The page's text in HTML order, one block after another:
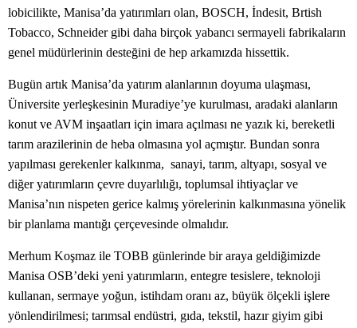
lobicilikte, Manisa’da yatırımları olan, BOSCH, İndesit, Brtish
Tobacco, Schneider gibi daha birçok yabancı sermayeli fabrikaların
genel müdürlerinin desteğini de hep arkamızda hissettik.
Bugün artık Manisa’da yatırım alanlarının doyuma ulaşması,
Üniversite yerleşkesinin Muradiye’ye kurulması, aradaki alanların
konut ve AVM inşaatları için imara açılması ne yazık ki, bereketli
tarım arazilerinin de heba olmasına yol açmıştır. Bundan sonra
yapılması gerekenler kalkınma, sanayi, tarım, altyapı, sosyal ve
diğer yatırımların çevre duyarlılığı, toplumsal ihtiyaçlar ve
Manisa’nın nispeten gerice kalmış yörelerinin kalkınmasına yönelik
bir planlama mantığı çerçevesinde olmalıdır.
Merhum Koşmaz ile TOBB günlerinde bir araya geldiğimizde
Manisa OSB’deki yeni yatırımların, entegre tesislere, teknoloji
kullanan, sermaye yoğun, istihdam oranı az, büyük ölçekli işlere
yönlendirilmesi; tarımsal endüstri, gıda, tekstil, hazır giyim gibi